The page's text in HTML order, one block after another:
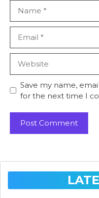
Save my name,
for the next time I